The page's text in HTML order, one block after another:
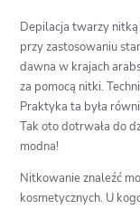
Depilacja twarzy
przy zastosowaniu
dawna w krajach
za pomocą nitki.
Praktyka ta była
Tak oto dotrwała do
modna!
Nitkowanie znaleźć
kosmetycznych. U